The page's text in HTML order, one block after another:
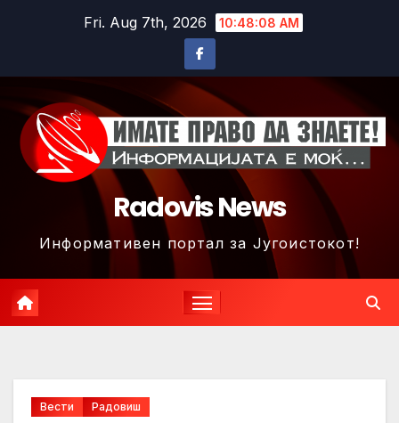
Fri. Aug 7th, 2026 10:48:11 AM
Radovis News
Информативен портал за Југоистокот!
Вести Радовиш